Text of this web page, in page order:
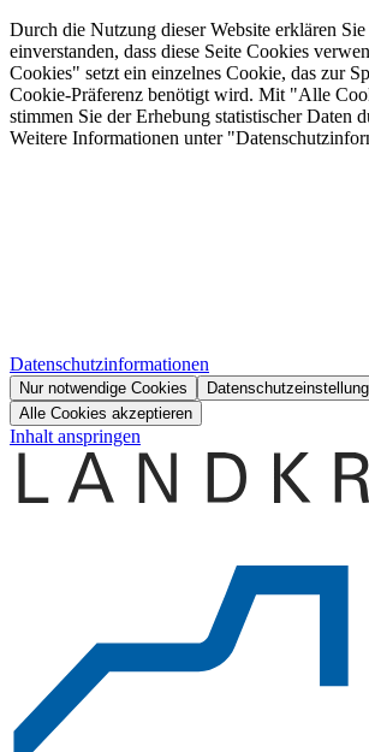
Durch die Nutzung dieser Website erklären
einverstanden, dass diese Seite Cookies
Cookies" setzt ein einzelnes Cookie, das zur
Cookie-Präferenz benötigt wird. Mit "Alle
stimmen Sie der Erhebung statistischer Daten
Weitere Informationen unter
Datenschutzinformationen
Nur notwendige Cookies
Alle Cookies akzeptieren
Inhalt anspringen